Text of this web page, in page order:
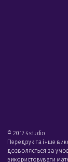
© 2017 4studio
Передрук та інше
дозволяється за
використовувати